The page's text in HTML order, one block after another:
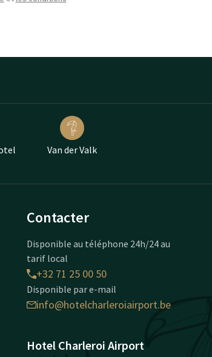
Van der Valk
Contacter
Disponible au téléphone 24h/24 au
tarif local
+32 71 25 00 50
Disponible par e-mail
info@hotelcharleroiairport.be
Hotel Charleroi Airport